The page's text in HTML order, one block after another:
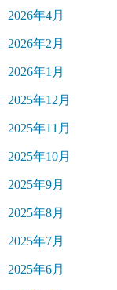
2026年4月
2026年2月
2026年1月
2025年12月
2025年11月
2025年10月
2025年9月
2025年8月
2025年7月
2025年6月